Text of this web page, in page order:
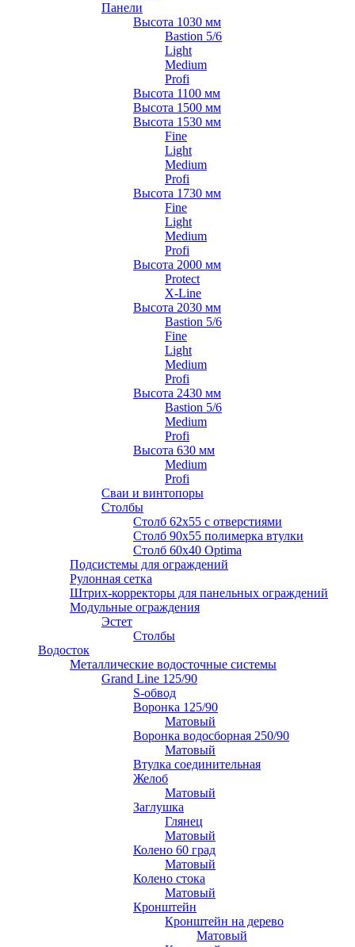
Панели
Высота 1030 мм
Bastion 5/6
Light
Medium
Profi
Высота 1100 мм
Высота 1500 мм
Высота 1530 мм
Fine
Light
Medium
Profi
Высота 1730 мм
Fine
Light
Medium
Profi
Высота 2000 мм
Protect
X-Line
Высота 2030 мм
Bastion 5/6
Fine
Light
Medium
Profi
Высота 2430 мм
Bastion 5/6
Medium
Profi
Высота 630 мм
Medium
Profi
Сваи и винтопоры
Столбы
Cтолб 62х55 с отверстиями
Cтолб 90х55 полимерка втулки
Столб 60х40 Optima
Подсистемы для ограждений
Рулонная сетка
Штрих-корректоры для панельных ограждений
Модульные ограждения
Эстет
Столбы
Водосток
Металлические водосточные системы
Grand Line 125/90
S-обвод
Воронка 125/90
Матовый
Воронка водосборная 250/90
Матовый
Втулка соединительная
Желоб
Матовый
Заглушка
Глянец
Матовый
Колено 60 град
Матовый
Колено стока
Матовый
Кронштейн
Кронштейн на дерево
Матовый